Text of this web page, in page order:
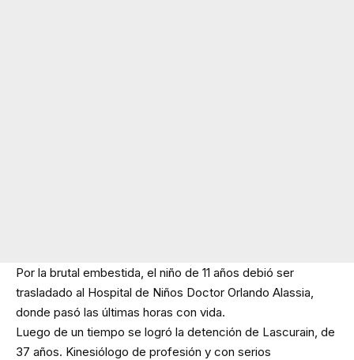
Por la brutal embestida, el niño de 11 años debió ser
trasladado al Hospital de Niños Doctor Orlando Alassia,
donde pasó las últimas horas con vida.
Luego de un tiempo se logró la detención de Lascurain, de
37 años. Kinesiólogo de profesión y con serios